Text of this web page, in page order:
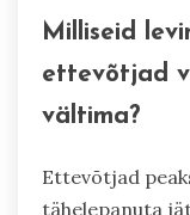
avatud
Pakkuge
koolitust.
paindlike
töökultuuri, et